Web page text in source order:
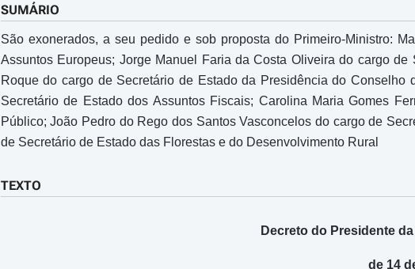
SUMÁRIO
São exonerados, a seu pedido e sob proposta do Primeiro-Ministro:
Assuntos Europeus; Jorge Manuel Faria da Costa Oliveira do cargo
Roque do cargo de Secretário de Estado da Presidência do
Secretário de Estado dos Assuntos Fiscais; Carolina Maria Gomes
Público; João Pedro do Rego dos Santos Vasconcelos do cargo de
de Secretário de Estado das Florestas e do Desenvolvimento Rural
TEXTO
Decreto do Presidente
de 14